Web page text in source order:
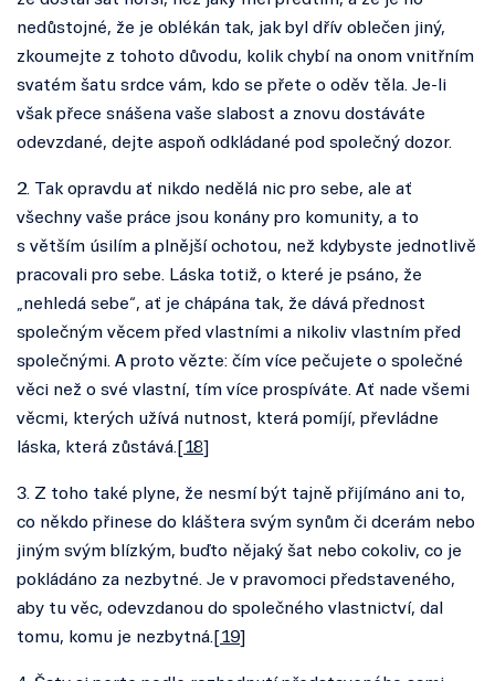
nedůstojné, že je oblékán tak, jak byl dřív oblečen jiný,
zkoumejte z tohoto důvodu, kolik chybí na onom vnitřním
svatém šatu srdce vám, kdo se přete o oděv těla. Je-li
však přece snášena vaše slabost a znovu dostáváte
odevzdané, dejte aspoň odkládané pod společný dozor.
2. Tak opravdu ať nikdo nedělá nic pro sebe, ale ať
všechny vaše práce jsou konány pro komunity, a to
s větším úsilím a plnější ochotou, než kdybyste jednotlivě
pracovali pro sebe. Láska totiž, o které je psáno, že
„nehledá sebe“, ať je chápána tak, že dává přednost
společným věcem před vlastními a nikoliv vlastním před
společnými. A proto vězte: čím více pečujete o společné
věci než o své vlastní, tím více prospíváte. Ať nade všemi
věcmi, kterých užívá nutnost, která pomíjí, převládne
láska, která zůstává.[ 18
3. Z toho také plyne, že nesmí být tajně přijímáno ani to,
co někdo přinese do kláštera svým synům či dcerám nebo
jiným svým blízkým, buďto nějaký šat nebo cokoliv, co je
pokládáno za nezbytné. Je v pravomoci představeného,
aby tu věc, odevzdanou do společného vlastnictví, dal
tomu, komu je nezbytná.[ 19